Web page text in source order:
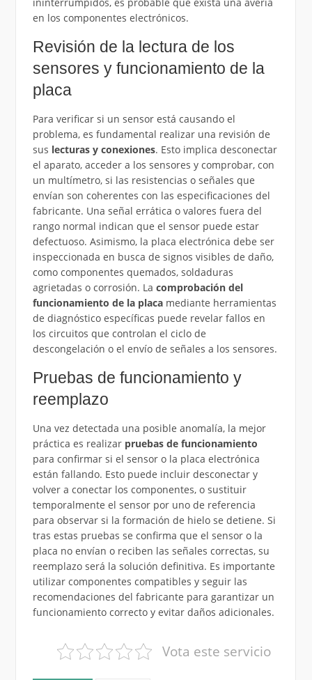
ininterrumpidos, es probable que exista una avería
en los componentes electrónicos.
Revisión de la lectura de los
sensores y funcionamiento de la
placa
Para verificar si un sensor está causando el
problema, es fundamental realizar una revisión de
sus lecturas y conexiones. Esto implica desconectar
el aparato, acceder a los sensores y comprobar, con
un multímetro, si las resistencias o señales que
envían son coherentes con las especificaciones del
fabricante. Una señal errática o valores fuera del
rango normal indican que el sensor puede estar
defectuoso. Asimismo, la placa electrónica debe ser
inspeccionada en busca de signos visibles de daño,
como componentes quemados, soldaduras
agrietadas o corrosión. La comprobación del
funcionamiento de la placamediante herramientas
de diagnóstico específicas puede revelar fallos en
los circuitos que controlan el ciclo de
descongelación o el envío de señales a los sensores.
Pruebas de funcionamiento y
reemplazo
Una vez detectada una posible anomalía, la mejor
práctica es realizar pruebas de funcionamiento
para confirmar si el sensor o la placa electrónica
están fallando. Esto puede incluir desconectar y
volver a conectar los componentes, o sustituir
temporalmente el sensor por uno de referencia
para observar si la formación de hielo se detiene. Si
tras estas pruebas se confirma que el sensor o la
placa no envían o reciben las señales correctas, su
reemplazo será la solución definitiva. Es importante
utilizar componentes compatibles y seguir las
recomendaciones del fabricante para garantizar un
funcionamiento correcto y evitar daños adicionales.
Vota este servicio